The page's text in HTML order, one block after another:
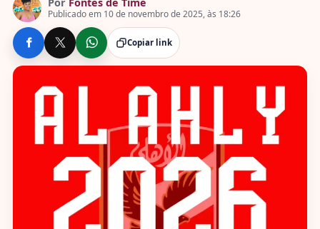
Publicado em 10 de novembro de 2025, às 18:26
COMPARTILHE Copiar link